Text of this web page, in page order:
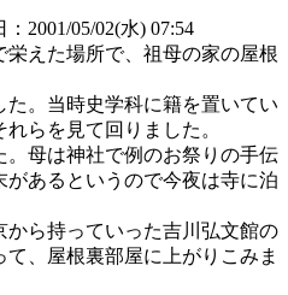
2001/05/02(水) 07:54
えた場所で、祖母の家の屋根
。当時史学科に籍を置いてい
らを見て回りました。
母は神社で例のお祭りの手伝
あるというので今夜は寺に泊
ら持っていった吉川弘文館の
、屋根裏部屋に上がりこみま